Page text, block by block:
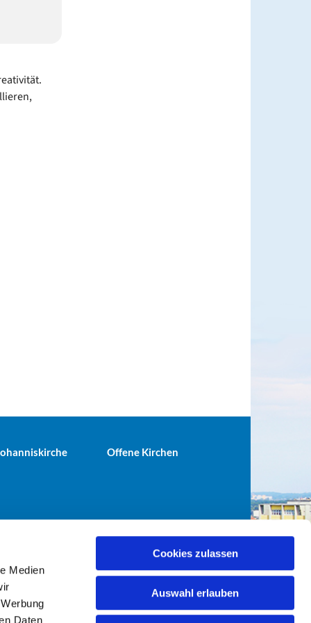
Medien
Daten
Cookies zulassen
Auswahl erlauben
Offene Kirchen
gemeinde-tiergarten.de